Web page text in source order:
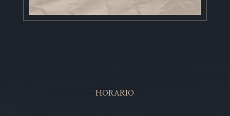
HORARIO